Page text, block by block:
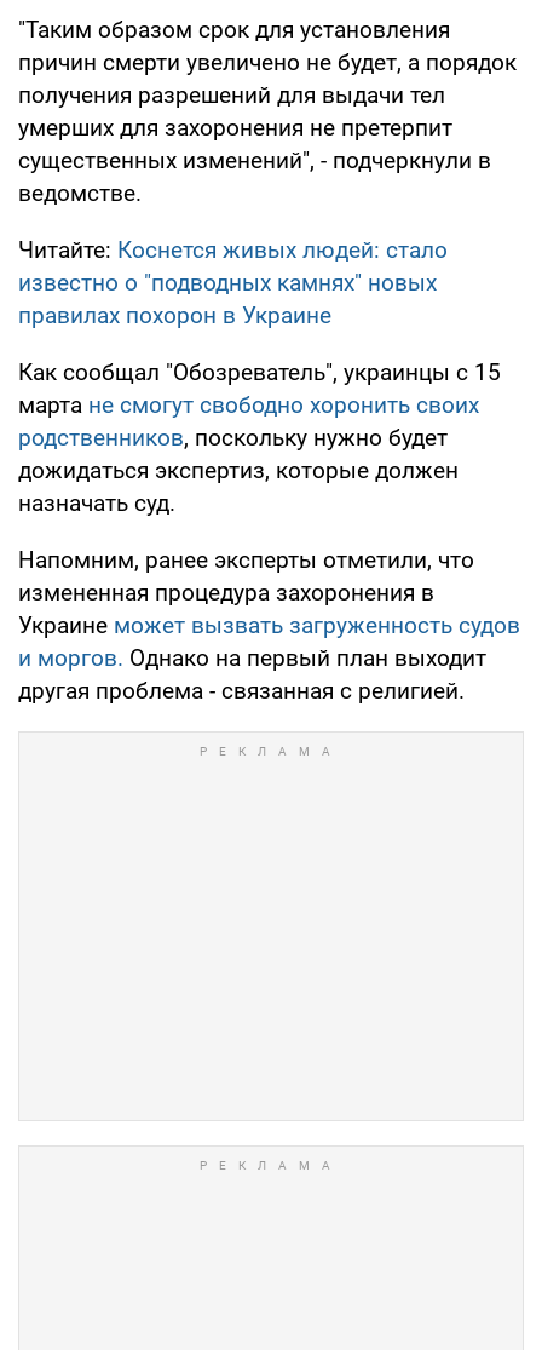
"Таким образом срок для установления
причин смерти увеличено не будет, а порядок
получения разрешений для выдачи тел
умерших для захоронения не претерпит
существенных изменений", - подчеркнули в
ведомстве.
Читайте: Коснется живых людей: стало
известно о "подводных камнях" новых
правилах похорон в Украине
Как сообщал "Обозреватель", украинцы с 15
марта не смогут свободно хоронить своих
родственников, поскольку нужно будет
дожидаться экспертиз, которые должен
назначать суд.
Напомним, ранее эксперты отметили, что
измененная процедура захоронения в
Украине может вызвать загруженность судов
и моргов. Однако на первый план выходит
другая проблема - связанная с религией.